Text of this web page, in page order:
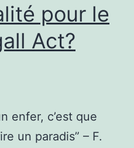
pour le
Act?
enfer, c’est que
un paradis” – F.